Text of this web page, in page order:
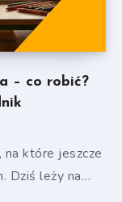
– co robić?
na które jeszcze
Dziś leży na…